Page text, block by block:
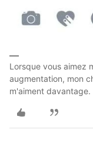
Lorsque vous aimez
augmentation, mon
m'aiment davantage.